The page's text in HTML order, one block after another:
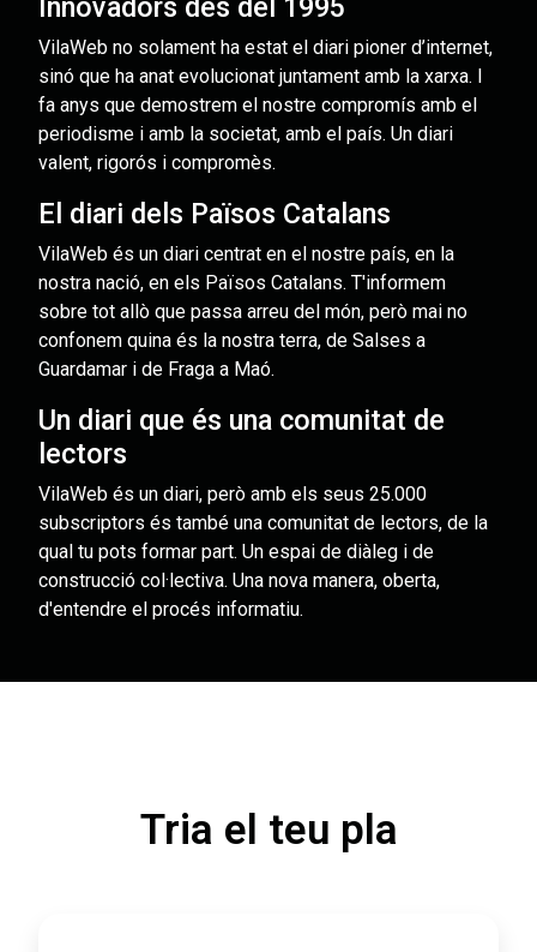
Innovadors des del 1995
VilaWeb no solament ha estat el diari pioner d’internet,
sinó que ha anat evolucionat juntament amb la xarxa. I
fa anys que demostrem el nostre compromís amb el
periodisme i amb la societat, amb el país. Un diari
valent, rigorós i compromès.
El diari dels Països Catalans
VilaWeb és un diari centrat en el nostre país, en la
nostra nació, en els Països Catalans. T'informem
sobre tot allò que passa arreu del món, però mai no
confonem quina és la nostra terra, de Salses a
Guardamar i de Fraga a Maó.
Un diari que és una comunitat de
lectors
VilaWeb és un diari, però amb els seus 25.000
subscriptors és també una comunitat de lectors, de la
qual tu pots formar part. Un espai de diàleg i de
construcció col·lectiva. Una nova manera, oberta,
d'entendre el procés informatiu.
Tria el teu pla